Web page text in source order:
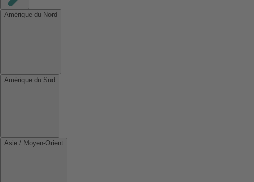
Amérique du Nord
Amérique du Sud
Asie / Moyen-Orient